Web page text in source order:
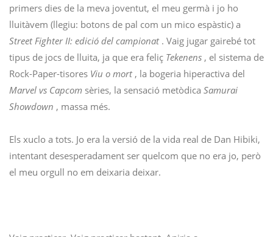
primers dies de la meva joventut, el meu germà i jo ho
lluitàvem (llegiu: botons de pal com un mico espàstic) a
Street Fighter II: edició del campionat. Vaig jugar gairebé tot
tipus de jocs de lluita, ja que era feliç Tekenens , el sistema de
Rock-Paper-tisores Viu o mort, la bogeria hiperactiva del
Marvel vs Capcom sèries, la sensació metòdica Samurai
Showdown , massa més.
Els xuclo a tots. Jo era la versió de la vida real de Dan Hibiki,
intentant desesperadament ser quelcom que no era jo, però
el meu orgull no em deixaria deixar.